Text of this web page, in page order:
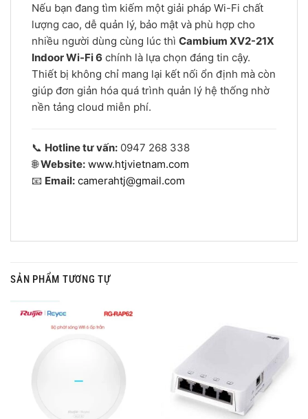
Nếu bạn đang tìm kiếm một giải pháp Wi-Fi chất
lượng cao, dễ quản lý, bảo mật và phù hợp cho
nhiều người dùng cùng lúc thì Cambium XV2-21X
Indoor Wi-Fi 6 chính là lựa chọn đáng tin cậy.
Thiết bị không chỉ mang lại kết nối ổn định mà còn
giúp đơn giản hóa quá trình quản lý hệ thống nhờ
nền tảng cloud miễn phí.
📞 Hotline tư vấn: 0947 268 338
🌐Website: www.htjvietnam.com
📧 Email: camerahtj@gmail.com
SẢN PHẨM TƯƠNG TỰ